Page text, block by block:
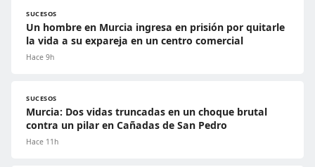
SUCESOS
Un hombre en Murcia ingresa en prisión por quitarle
la vida a su expareja en un centro comercial
Hace 9h
SUCESOS
Murcia: Dos vidas truncadas en un choque brutal
contra un pilar en Cañadas de San Pedro
Hace 11h